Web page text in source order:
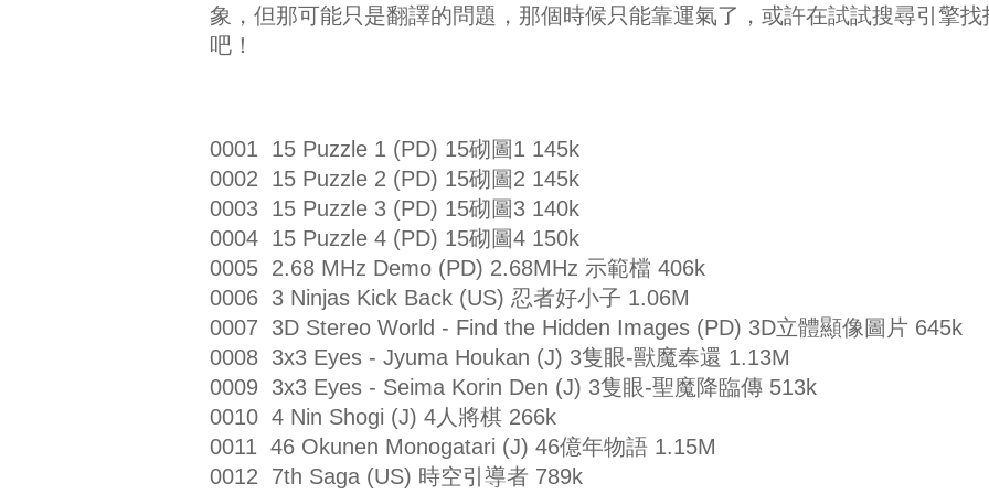
象，但那可能只是翻譯的問題，那個時候只能靠運氣了，或許在試試搜尋引擎找
吧！
0001 15 Puzzle 1 (PD) 15砌圖1 145k
0002 15 Puzzle 2 (PD) 15砌圖2 145k
0003 15 Puzzle 3 (PD) 15砌圖3 140k
0004 15 Puzzle 4 (PD) 15砌圖4 150k
0005 2.68 MHz Demo (PD) 2.68MHz 示範檔 406k
0006 3 Ninjas Kick Back (US) 忍者好小子 1.06M
0007 3D Stereo World - Find the Hidden Images (PD) 3D立體顯像圖片 645k
0008 3x3 Eyes - Jyuma Houkan (J) 3隻眼-獸魔奉還 1.13M
0009 3x3 Eyes - Seima Korin Den (J) 3隻眼-聖魔降臨傳 513k
0010 4 Nin Shogi (J) 4人將棋 266k
0011 46 Okunen Monogatari (J) 46億年物語 1.15M
0012 7th Saga (US) 時空引導者 789k